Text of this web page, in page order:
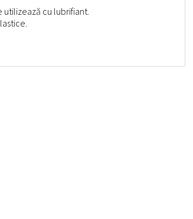
utilizează cu lubrifiant.